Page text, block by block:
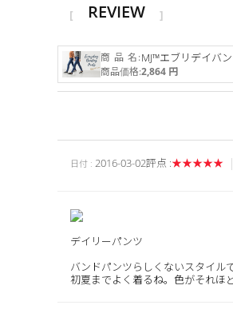
[ REVIEW ]
商 品 名:MJ™エブリデイバ
商品価格:2,864 円
日付 : 2016-03-02評点 :★★★★★
デイリーパンツ
バンドパンツらしくないスタイルで
初夏までよく着るね。色がそれほ